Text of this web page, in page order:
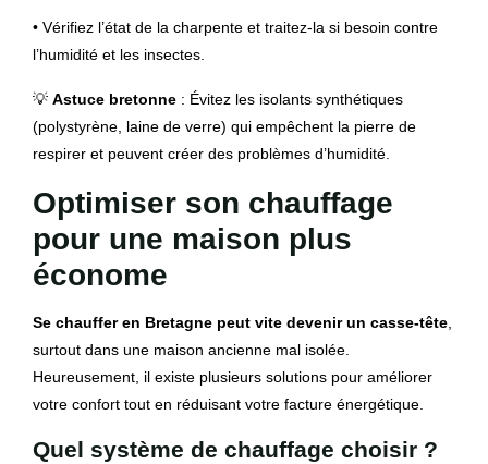
• Vérifiez l’état de la charpente et traitez-la si besoin contre
l’humidité et les insectes.
💡 Astuce bretonne : Évitez les isolants synthétiques
(polystyrène, laine de verre) qui empêchent la pierre de
respirer et peuvent créer des problèmes d’humidité.
Optimiser son chauffage
pour une maison plus
économe
Se chauffer en Bretagne peut vite devenir un casse-tête,
surtout dans une maison ancienne mal isolée.
Heureusement, il existe plusieurs solutions pour améliorer
votre confort tout en réduisant votre facture énergétique.
Quel système de chauffage choisir ?